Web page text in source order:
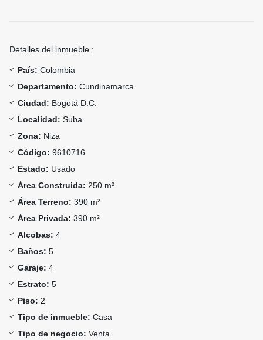
Detalles del inmueble :
País: Colombia
Departamento: Cundinamarca
Ciudad: Bogotá D.C.
Localidad: Suba
Zona: Niza
Código: 9610716
Estado: Usado
Área Construida: 250 m²
Área Terreno: 390 m²
Área Privada: 390 m²
Alcobas: 4
Baños: 5
Garaje: 4
Estrato: 5
Piso: 2
Tipo de inmueble: Casa
Tipo de negocio: Venta